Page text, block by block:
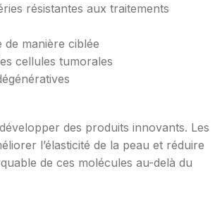
résistantes aux traitements
de manière ciblée
cellules tumorales
des produits innovants. Les
l’élasticité de la peau et réduire
de ces molécules au-delà du